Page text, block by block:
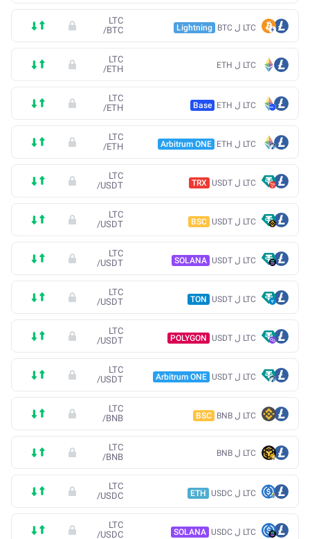
LTC ل BTC Lightning
LTC
/BTC
LTC ل ETH
LTC
/ETH
LTC ل ETH Base
LTC
/ETH
LTC ل ETH Arbitrum ONE
LTC
/ETH
LTC ل USDT TRX
LTC
/USDT
LTC ل USDT BSC
LTC
/USDT
LTC ل USDT SOLANA
LTC
/USDT
LTC ل USDT TON
LTC
/USDT
LTC ل USDT POLYGON
LTC
/USDT
LTC ل USDT Arbitrum ONE
LTC
/USDT
LTC ل BNB BSC
LTC
/BNB
LTC ل BNB
LTC
/BNB
LTC ل USDC ETH
LTC
/USDC
LTC ل USDC SOLANA
LTC
/USDC